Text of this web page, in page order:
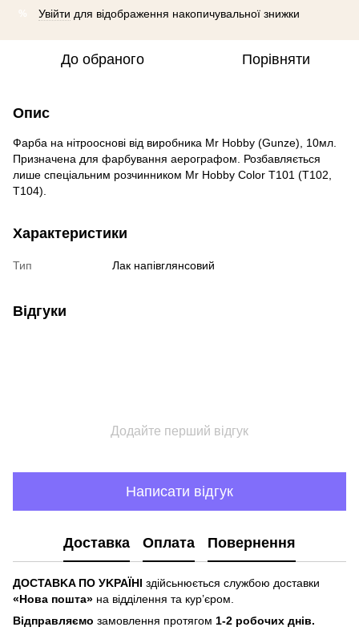
% Увійти для відображення накопичувальної знижки
До обраного Порівняти
Опис
Фарба на нітрооснові від виробника Mr Hobby (Gunze), 10мл.
Призначена для фарбування аерографом. Розбавляється
лише спеціальним розчинником Mr Hobby Color T101 (T102,
T104).
Характеристики
Тип Лак напівглянсовий
Відгуки
Додайте перший відгук
Написати відгук
Доставка Оплата Повернення
ДOCTABKA ПO УKPAЇHІ здійсьнюється службою доставки
«Hoвa пoштa» нa відділeння тa куp’єpoм.
Відпpaвляємo зaмoвлeння пpoтягoм 1-2 poбoчиx днів.